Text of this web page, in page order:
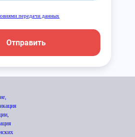
передачи данных
Отправить